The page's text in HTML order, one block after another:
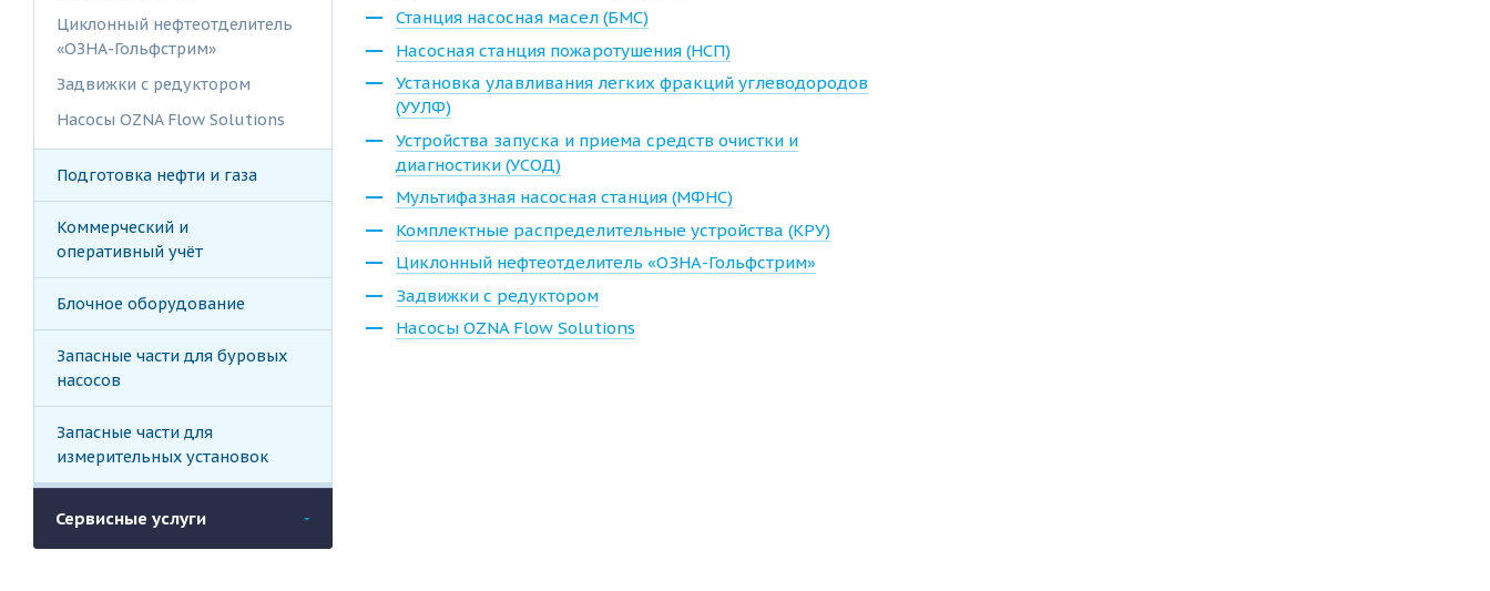
Циклонный нефтеотделитель
«ОЗНА-Гольфстрим»
Задвижки с редуктором
Насосы OZNA Flow Solutions
Подготовка нефти и газа
Коммерческий и
оперативный учёт
Блочное оборудование
Запасные части для буровых
насосов
Запасные части для
измерительных установок
Сервисные услуги
Станция насосная масел (БМС)
Насосная станция пожаротушения (НСП)
Установка улавливания легких фракций углеводородов
(УУЛФ)
Устройства запуска и приема средств очистки и
диагностики (УСОД)
Мультифазная насосная станция (МФНС)
Комплектные распределительные устройства (КРУ)
Циклонный нефтеотделитель «ОЗНА-Гольфстрим»
Задвижки с редуктором
Насосы OZNA Flow Solutions